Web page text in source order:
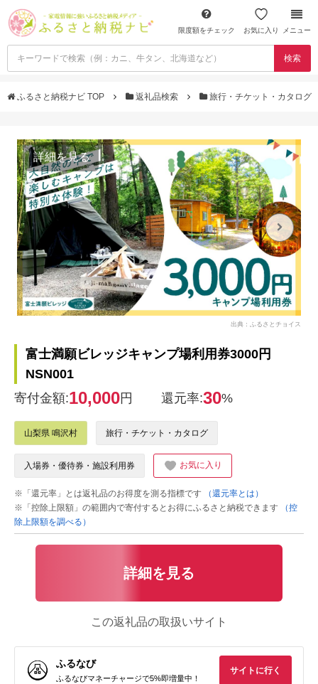
限度額をチェック お気に入り メニュー
検索
ふるさと納税ナビ TOP 返礼品検索 旅行・チケット・カタログ
詳細を見る
出典：ふるさとチョイス
富士満願ビレッジキャンプ場利用券3000円
NSN001
寄付金額:10,000円 還元率:30%
山梨県 鳴沢村 旅行・チケット・カタログ
入場券・優待券・施設利用券 お気に入り
※「還元率」とは返礼品のお得度を測る指標です
（還元率とは）
※「控除上限額」の範囲内で寄付するとお得にふるさと納税できます
（控
除上限額を調べる）
詳細を見る
この返礼品の取扱いサイト
ふるなび
ふるなびマネーチャージで5%即増量中！
サイトに行く